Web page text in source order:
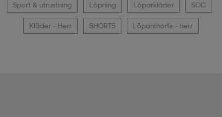
Sport & utrustning Löpning Löparkläder SOC
Kläder - Herr SHORTS Löparshorts - herr